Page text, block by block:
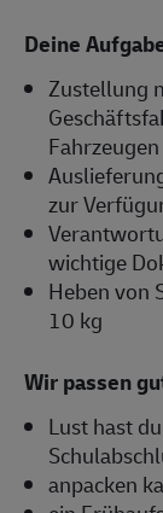
Deine
Zustellung
Fahrzeugen
zur
wichtige
Heben von
10 kg
Wir passen
Lust hast
anpacken